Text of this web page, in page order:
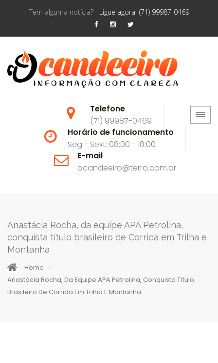
Tem alguma notícia? Ligue agora (71) 99987-0469
Telefone
(71) 99987-0469
Horário de funcionamento
Seg - Sext: 08:00 - 18:00
E-mail
ocandeeiro@terra.com.br
Anastácia Rocha, da equipe APA Petrolina,
conquista título brasileiro de Corrida em Trilha e
Montanha
Home
Anastácia Rocha, Da Equipe APA Petrolina, Conquista Título
Brasileiro De Corrida Em Trilha E Montanha